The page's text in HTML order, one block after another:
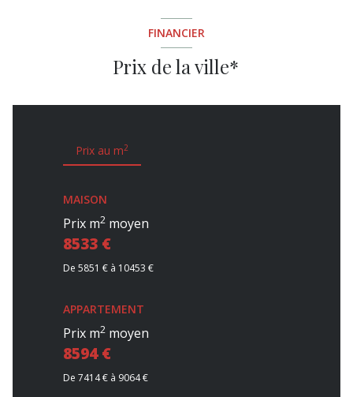
FINANCIER
Prix de la ville*
Prix au m2
MAISON
Prix m2 moyen
8533 €
De 5851 € à 10453 €
APPARTEMENT
Prix m2 moyen
8594 €
De 7414 € à 9064 €